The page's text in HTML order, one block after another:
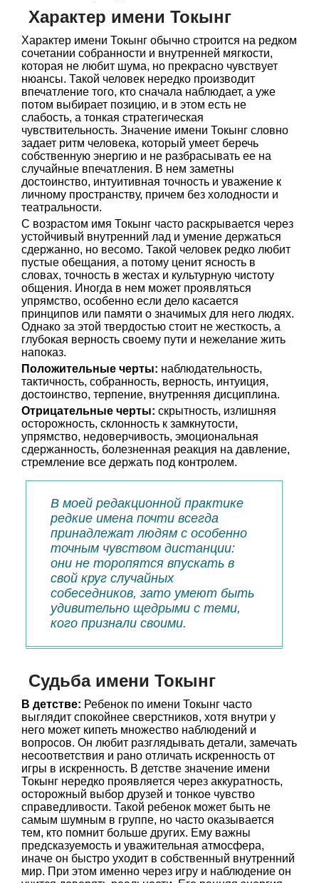
Характер имени Токынг
Характер имени Токынг обычно строится на редком
сочетании собранности и внутренней мягкости,
которая не любит шума, но прекрасно чувствует
нюансы. Такой человек нередко производит
впечатление того, кто сначала наблюдает, а уже
потом выбирает позицию, и в этом есть не
слабость, а тонкая стратегическая
чувствительность. Значение имени Токынг словно
задает ритм человека, который умеет беречь
собственную энергию и не разбрасывать ее на
случайные впечатления. В нем заметны
достоинство, интуитивная точность и уважение к
личному пространству, причем без холодности и
театральности.
С возрастом имя Токынг часто раскрывается через
устойчивый внутренний лад и умение держаться
сдержанно, но весомо. Такой человек редко любит
пустые обещания, а потому ценит ясность в
словах, точность в жестах и культурную чистоту
общения. Иногда в нем может проявляться
упрямство, особенно если дело касается
принципов или памяти о значимых для него людях.
Однако за этой твердостью стоит не жесткость, а
глубокая верность своему пути и нежелание жить
напоказ.
Положительные черты: наблюдательность,
тактичность, собранность, верность, интуиция,
достоинство, терпение, внутренняя дисциплина.
Отрицательные черты: скрытность, излишняя
осторожность, склонность к замкнутости,
упрямство, недоверчивость, эмоциональная
сдержанность, болезненная реакция на давление,
стремление все держать под контролем.
В моей редакционной практике
редкие имена почти всегда
принадлежат людям с особенно
точным чувством дистанции:
они не торопятся впускать в
свой круг случайных
собеседников, зато умеют быть
удивительно щедрыми с теми,
кого признали своими.
Судьба имени Токынг
В детстве: Ребенок по имени Токынг часто
выглядит спокойнее сверстников, хотя внутри у
него может кипеть множество наблюдений и
вопросов. Он любит разглядывать детали, замечать
несоответствия и рано отличать искренность от
игры в искренность. В детстве значение имени
Токынг нередко проявляется через аккуратность,
осторожный выбор друзей и тонкое чувство
справедливости. Такой ребенок может быть не
самым шумным в группе, но часто оказывается
тем, кто помнит больше других. Ему важны
предсказуемость и уважительная атмосфера,
иначе он быстро уходит в собственный внутренний
мир. При этом именно через игру и наблюдение он